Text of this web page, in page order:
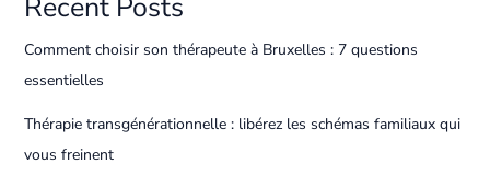
Comment choisir son thérapeute à Bruxelles : 7 questions
essentielles
Thérapie transgénérationnelle : libérez les schémas familiaux qui
vous freinent